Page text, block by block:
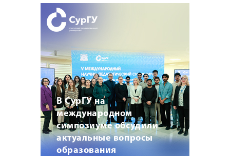
В СурГУ на
международном
симпозиуме обсудили
актуальные вопросы
образования